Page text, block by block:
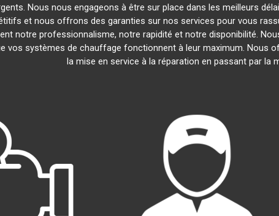
Nous nous engageons à être sur place dans les meilleurs
et nous offrons des garanties sur nos services pour vous
notre professionnalisme, notre rapidité et notre disponibilité.
vos systèmes de chauffage fonctionnent à leur maximum. Nous
la mise en service à la réparation en passant par la